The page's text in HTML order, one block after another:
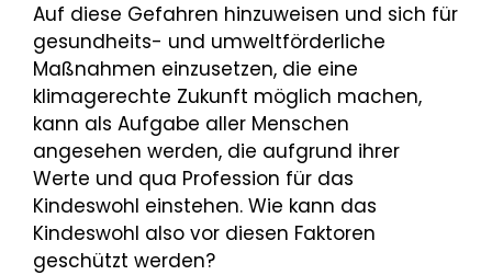
Auf diese Gefahren hinzuweisen und sich für
gesundheits- und umweltförderliche
Maßnahmen einzusetzen, die eine
klimagerechte Zukunft möglich machen,
kann als Aufgabe aller Menschen
angesehen werden, die aufgrund ihrer
Werte und qua Profession für das
Kindeswohl einstehen. Wie kann das
Kindeswohl also vor diesen Faktoren
geschützt werden?